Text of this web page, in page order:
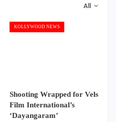
All
KOLLYWOOD NEWS
Shooting Wrapped for Vels
Film International’s
‘Dayangaram’